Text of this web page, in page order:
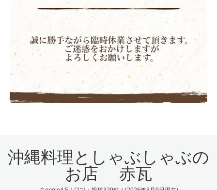
沖縄料理としゃぶしゃぶの
お店 赤瓦